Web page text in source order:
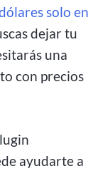
solo en
dejar tu
una
con precios
ayudarte a